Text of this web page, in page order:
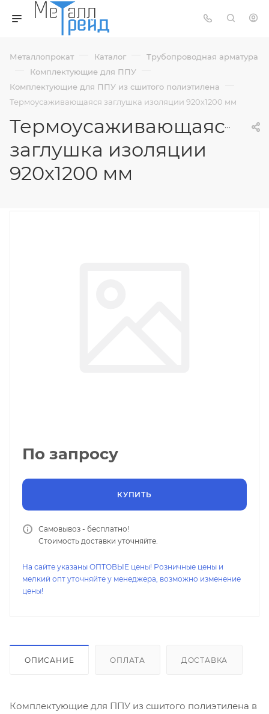
Металлопрокат — Каталог — Трубопроводная арматура
— Комплектующие для ППУ —
Комплектующие для ППУ из сшитого полиэтилена —
Термоусаживающаяся заглушка изоляции 920х1200 мм
Термоусаживающаяся
заглушка изоляции
920х1200 мм
По запросу
КУПИТЬ
Самовывоз - бесплатно!
Стоимость доставки уточняйте.
На сайте указаны ОПТОВЫЕ цены! Розничные цены и
мелкий опт уточняйте у менеджера, возможно изменение
цены!
ОПИСАНИЕ ОПЛАТА ДОСТАВКА
Комплектующие для ППУ из сшитого полиэтилена в